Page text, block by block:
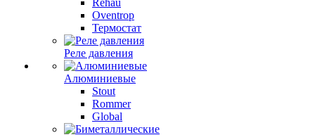
Rehau
Oventrop
Термостат
Реле давления
Алюминиевые
Stout
Rommer
Global